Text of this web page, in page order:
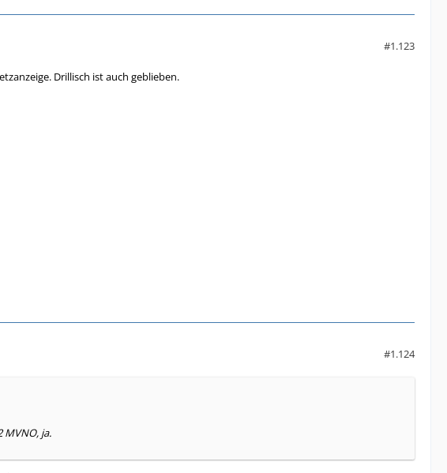
#1.123
Drillisch ist auch geblieben.
#1.124
ja.